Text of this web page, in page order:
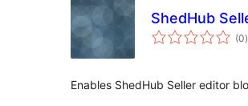
ShedHub
(0)
Enables ShedHub Seller editor